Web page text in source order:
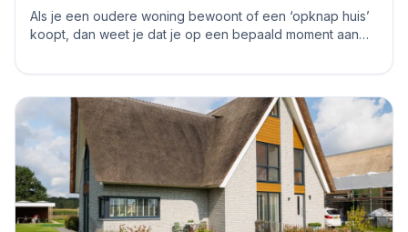
huis grondig gaat renoveren
Als je een oudere woning bewoont of een ‘opknap huis’
koopt, dan weet je dat je op een bepaald moment aan